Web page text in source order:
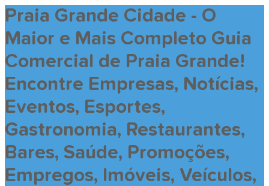
Praia Grande Cidade - O
Maior e Mais Completo Guia
Comercial de Praia Grande!
Encontre Empresas, Notícias,
Eventos, Esportes,
Gastronomia, Restaurantes,
Bares, Saúde, Promoções,
Empregos, Imóveis, Veículos,